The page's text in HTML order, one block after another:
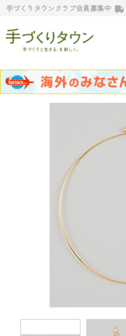
手づくりタウンクラブ会員募集中